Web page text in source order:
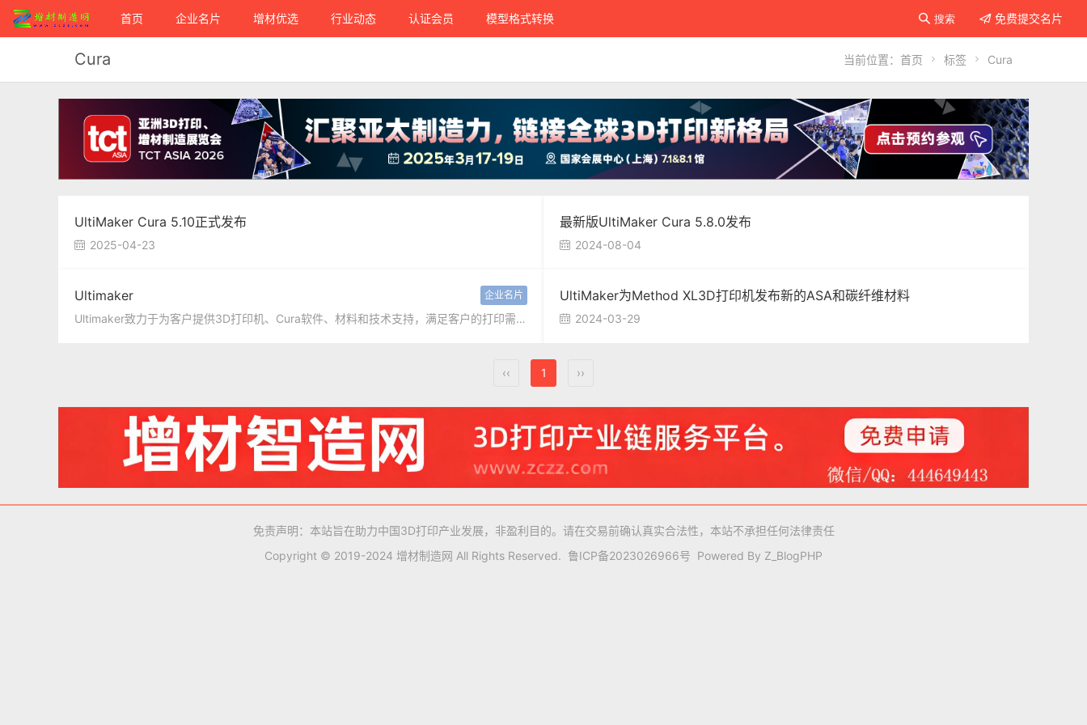
 免费提交名片
 搜索
首页 企业名片 增材优选 行业动态 认证会员 模型格式转换
Cura 当前位置： 首页  标签  Cura
UltiMaker Cura 5.10正式发布
 2025-04-23
最新版UltiMaker Cura 5.8.0发布
 2024-08-04
企业名片
Ultimaker
Ultimaker致力于为客户提供3D打印机、Cura软件、材料和技术支持，满足客户的打印需求。
UltiMaker为Method XL3D打印机发布新的ASA和碳纤维材料
 2024-03-29
‹‹ 1 ››
免责声明：本站旨在助力中国3D打印产业发展，非盈利目的。请在交易前确认真实合法性，本站不承担任何法律责任
Copyright © 2019-2024 增材制造网 All Rights Reserved. 鲁ICP备2023026966号 Powered By Z_BlogPHP